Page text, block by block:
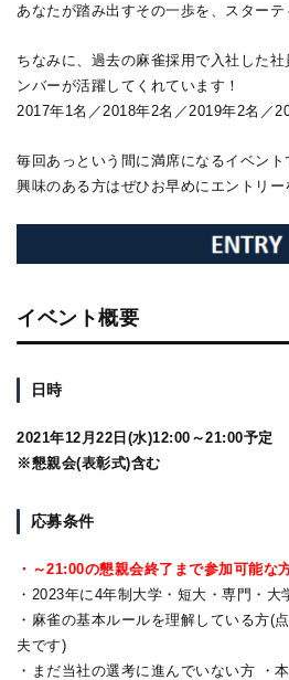
あなたが踏み出すその一歩を、スターテ
ちなみに、過去の麻雀採用で入社した
ンバーが活躍してくれています！
2017年1名／2018年2名／2019年2名／
毎回あっという間に満席になるイベント
興味のある方はぜひお早めにエントリー
イベント概要
日時
2021年12月22日(水)12:00～21:00予定
※懇親会(表彰式)含む
応募条件
・～21:00の懇親会終了まで参加可能な
・2023年に4年制大学・短大・専門・大
・麻雀の基本ルールを理解している方(
夫です)
・まだ当社の選考に進んでいない方
・